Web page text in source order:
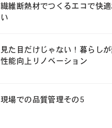
繊維断熱材でつくるエコで快
い
見た目だけじゃない！暮らし
性能向上リノベーション
現場での品質管理その5